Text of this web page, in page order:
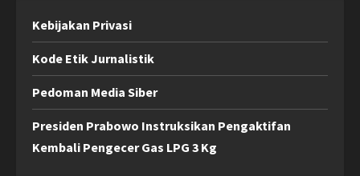
Kebijakan Privasi
Kode Etik Jurnalistik
Pedoman Media Siber
Presiden Prabowo Instruksikan Pengaktifan
Kembali Pengecer Gas LPG 3 Kg